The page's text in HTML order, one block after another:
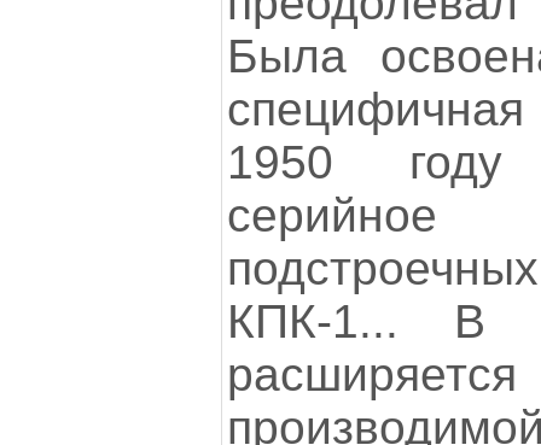
Была
1950
серийное
КПК-1... В